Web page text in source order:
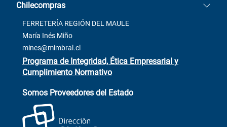
Términos y condiciones
Contacto
Venta Terreno
Trabaja con Nosotros
+(73) 256
2137 San Javier, Fono (73)
Chilecompras
FERRETERÍA REGIÓN DEL MAULE
María Inés Miño
mines@mimbral.cl
Programa de Integridad, Ética Empresarial y
Cumplimiento Normativo
Somos Proveedores del Estado